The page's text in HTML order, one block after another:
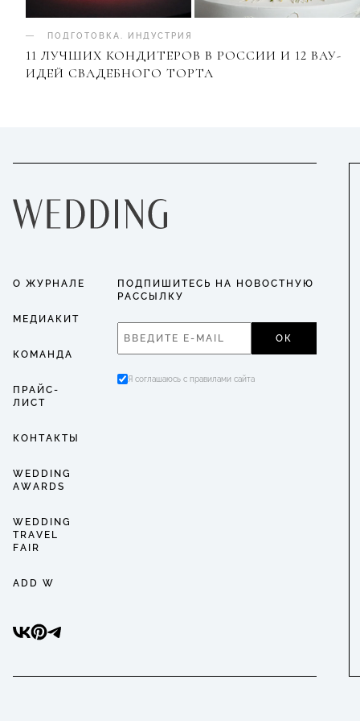
ПОДГОТОВКА ИНДУСТРИЯ
11 ЛУЧШИХ КОНДИТЕРОВ В РОССИИ И 12 ВАУ-
ИДЕЙ СВАДЕБНОГО ТОРТА
О ЖУРНАЛЕ
МЕДИАКИТ
КОМАНДА
ПРАЙС-
ЛИСТ
КОНТАКТЫ
WEDDING
AWARDS
WEDDING
TRAVEL
FAIR
ADD W
ПОДПИШИТЕСЬ НА НОВОСТНУЮ
РАССЫЛКУ
ОК
Я соглашаюсь с правилами сайта